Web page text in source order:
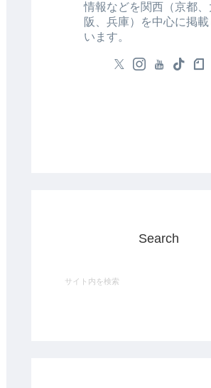
情報などを関西（京都、
阪、兵庫）を中心に掲載
います。
Search